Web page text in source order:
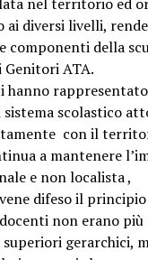
ai diversi livelli,
componenti della
ATA.
hanno
scolastico
con il
a mantenere
e non localista ,
difeso il
non erano
gerarchici,